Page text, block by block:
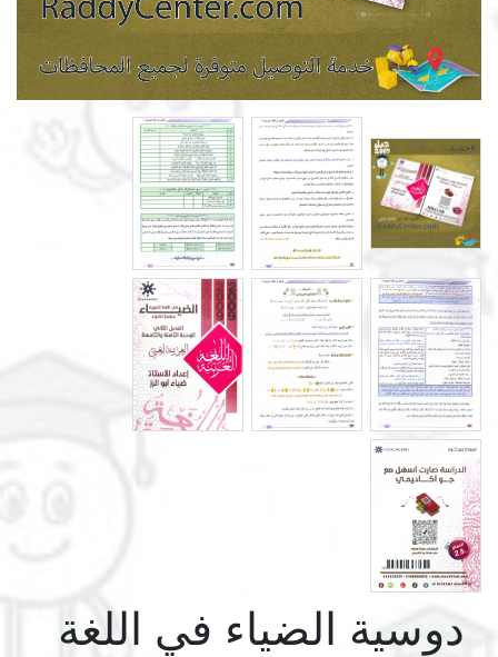
دوسية الضياء في اللغة